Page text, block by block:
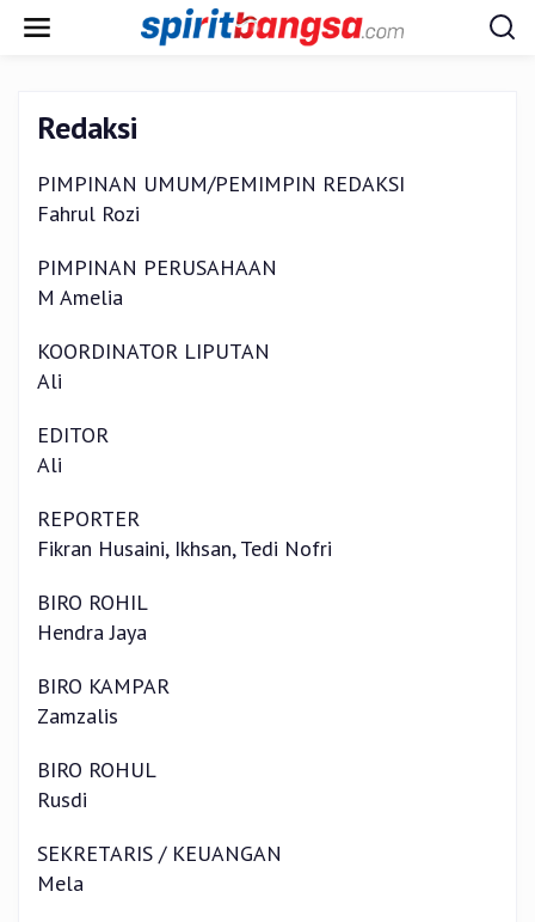
Redaksi
4
2023
PIMPINAN UMUM/PEMIMPIN REDAKSI
Fahrul Rozi
PIMPINAN PERUSAHAAN
M Amelia
KOORDINATOR LIPUTAN
Ali
EDITOR
Ali
REPORTER
Fikran Husaini, Ikhsan, Tedi Nofri
BIRO ROHIL
Hendra Jaya
BIRO KAMPAR
Zamzalis
BIRO ROHUL
Rusdi
SEKRETARIS / KEUANGAN
Mela